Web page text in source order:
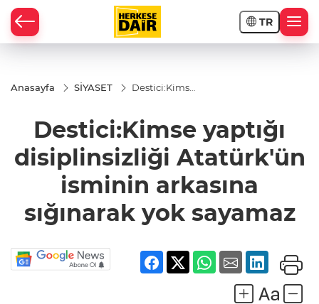
TR
Anasayfa SİYASET
Destici:Kimse
Atatürk'ün
isminin
sığınarak yok
sayamaz
Destici:Kimse yaptığı
disiplinsizliği Atatürk'ün
isminin arkasına
sığınarak yok sayamaz